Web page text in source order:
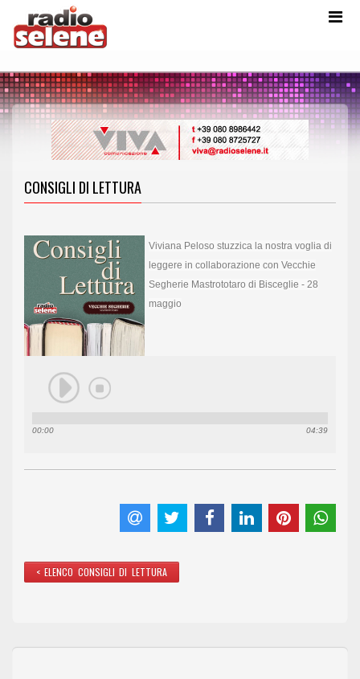
CONSIGLI DI LETTURA
00:00 04:39
Viviana Peloso stuzzica la nostra voglia di
leggere in collaborazione con Vecchie
Segherie Mastrototaro di Bisceglie - 28
maggio
< ELENCO CONSIGLI DI LETTURA